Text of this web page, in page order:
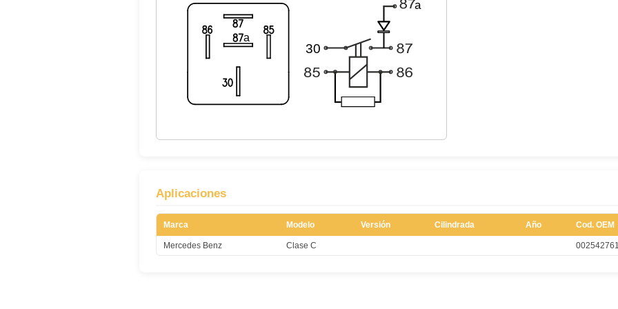
Aplicaciones
Marca Modelo Versión Cilindrada Año Cod. OEM
Mercedes Benz Clase C